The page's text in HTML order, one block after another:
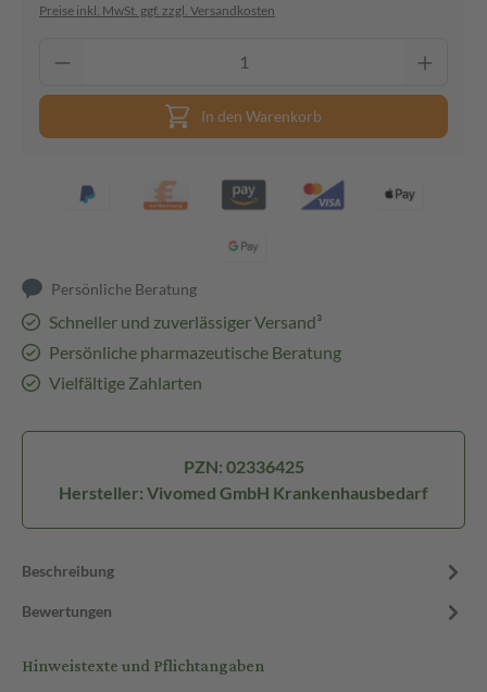
Preise inkl. MwSt. ggf. zzgl. Versandkosten
In den Warenkorb
Persönliche Beratung
Schneller und zuverlässiger Versand³
Persönliche pharmazeutische Beratung
Vielfältige Zahlarten
PZN: 02336425
Hersteller: Vivomed GmbH Krankenhausbedarf
Beschreibung
Bewertungen
Hinweistexte und Pflichtangaben